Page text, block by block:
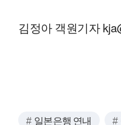
김정아 객원기자
일본은행 연내